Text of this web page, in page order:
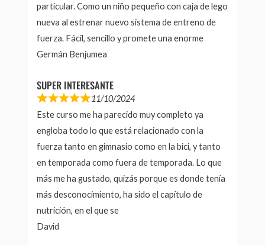
particular. Como un niño pequeño con caja de lego
nueva al estrenar nuevo sistema de entreno de
fuerza. Fácil, sencillo y promete una enorme
Germán Benjumea
SUPER INTERESANTE
11/10/2024
Este curso me ha parecido muy completo ya
engloba todo lo que está relacionado con la
fuerza tanto en gimnasio como en la bici, y tanto
en temporada como fuera de temporada. Lo que
más me ha gustado, quizás porque es donde tenía
más desconocimiento, ha sido el capítulo de
nutrición, en el que se
David